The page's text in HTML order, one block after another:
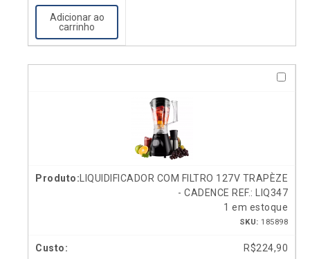
Adicionar ao
carrinho
LIQUIDIFICADOR COM FILTRO 127V TRAPÈZE
- CADENCE REF.: LIQ347
1 em estoque
SKU: 185898
R$224,90